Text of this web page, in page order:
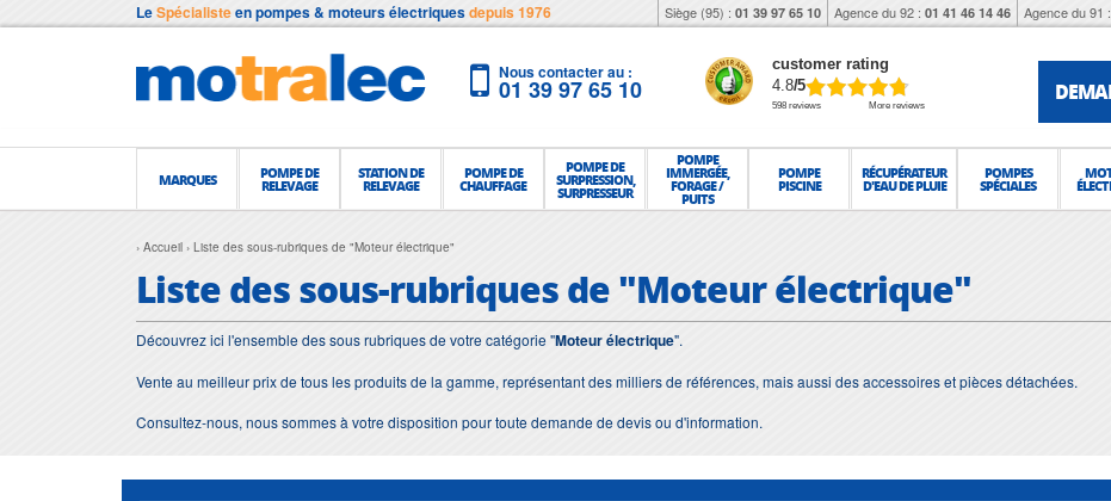
LeSpécialisteen pompes & moteurs électriquesdepuis 1976 Siège (95) : 01 39 97 65 10 Agence du 92 : 01 41 46 14 46 Agence du 91 :
Nous contacter au :
01 39 97 65 10
customer rating
4.8/5
598 reviews More reviews
MARQUES POMPE DE
RELEVAGE
STATION DE
RELEVAGE
POMPE DE
CHAUFFAGE
POMPE DE
SURPRESSION,
SURPRESSEUR
POMPE
IMMERGÉE,
FORAGE /
PUITS
POMPE
PISCINE
RÉCUPÉRATEUR
D'EAU DE PLUIE
POMPES
SPÉCIALES
Accueil Liste des sous-rubriques de "Moteur électrique"
Liste des sous-rubriques de "Moteur électrique"
Découvrez ici l'ensemble des sous rubriques de votre catégorie "Moteur électrique".
Vente au meilleur prix de tous les produits de la gamme, représentant des milliers de références, mais aussi des accessoires et pièces détachées.
Consultez-nous, nous sommes à votre disposition pour toute demande de devis ou d'information.